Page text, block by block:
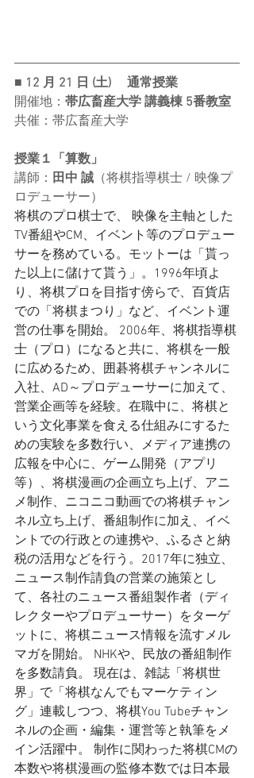
■ 12 ⽉ 21 ⽇ (土) 　通常授業
開催地： 帯広畜産大学 講義棟 5番教室
共催：帯広畜産大学
授業１「算数」
講師： 田中 誠 （将棋指導棋士 / 映像プ
ロデューサー）
将棋のプロ棋士で、 映像を主軸とした
TV番組やCM、イベント等のプロデュー
サーを務めている。モットーは「貰っ
た以上に儲けて貰う」。1996年頃よ
り、将棋プロを目指す傍らで、百貨店
での「将棋まつり」など、イベント運
営の仕事を開始。 2006年、将棋指導棋
士（プロ）になると共に、将棋を一般
に広めるため、囲碁将棋チャンネルに
入社、AD～プロデューサーに加えて、
営業企画等を経験。在職中に、将棋と
いう文化事業を食える仕組みにするた
めの実験を多数行い、メディア連携の
広報を中心に、ゲーム開発（アプリ
等）、将棋漫画の企画立ち上げ、アニ
メ制作、ニコニコ動画での将棋チャン
ネル立ち上げ、番組制作に加え、イベ
ントでの行政との連携や、ふるさと納
税の活用などを行う。2017年に独立、
ニュース制作請負の営業の施策とし
て、各社のニュース番組製作者（ディ
レクターやプロデューサー）をターゲ
ットに、将棋ニュース情報を流すメル
マガを開始。 NHKや、民放の番組制作
を多数請負。 現在は、雑誌「将棋世
界」で「将棋なんでもマーケティン
グ」連載しつつ、将棋You Tubeチャン
ネルの企画・編集・運営等と執筆をメ
イン活躍中。 制作に関わった将棋CMの
本数や将棋漫画の監修本数では日本最